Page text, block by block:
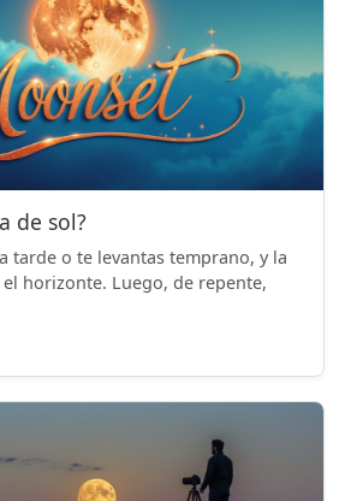
de sol?
tarde o te levantas temprano, y la
horizonte. Luego, de repente,